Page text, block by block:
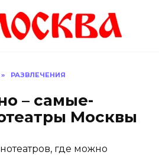
» РАЗВЛЕЧЕНИЯ
– самые-
Москвы
где можно